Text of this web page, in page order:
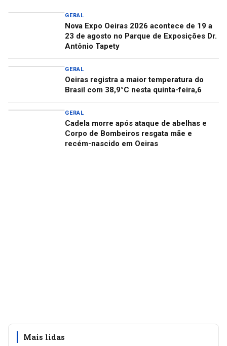
GERAL
Nova Expo Oeiras 2026 acontece de 19 a
23 de agosto no Parque de Exposições Dr.
Antônio Tapety
GERAL
Oeiras registra a maior temperatura do
Brasil com 38,9°C nesta quinta-feira,6
GERAL
Cadela morre após ataque de abelhas e
Corpo de Bombeiros resgata mãe e
recém-nascido em Oeiras
Mais lidas